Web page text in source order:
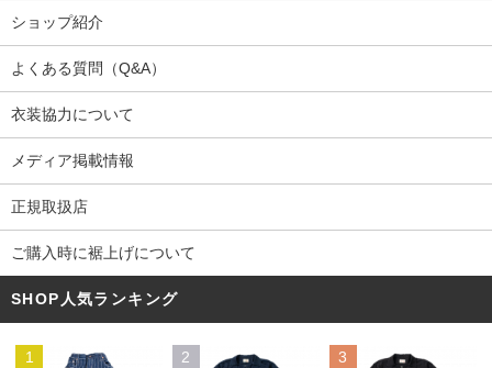
ショップ紹介
よくある質問（Q&A）
衣装協力について
メディア掲載情報
正規取扱店
ご購入時に裾上げについて
SHOP人気ランキング
1 2 3